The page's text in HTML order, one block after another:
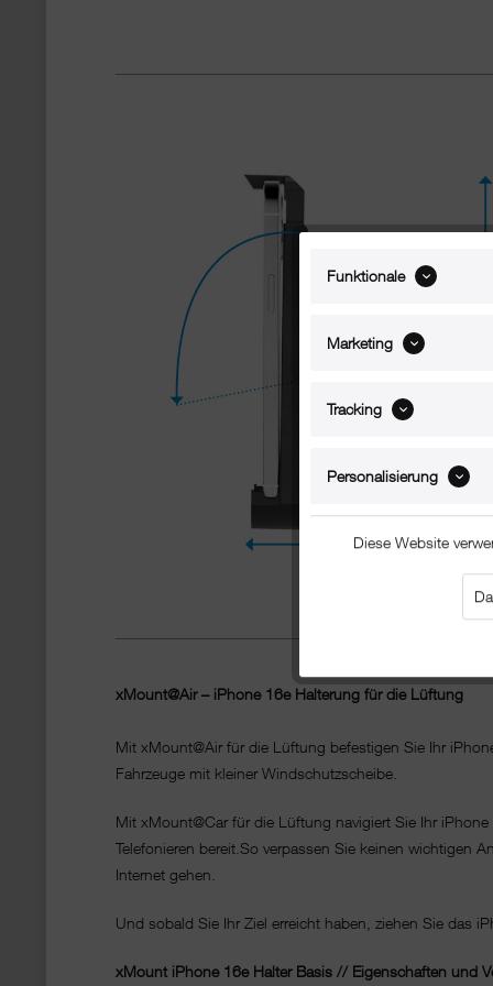
xMount@Air – iPhone 16e Halterung für die Lüftung
Mit xMount@Air für die Lüftung befestigen Sie Ihr
Fahrzeuge mit kleiner Windschutzscheibe.
Mit xMount@Car für die Lüftung navigiert Sie Ihr
Telefonieren bereit.So verpassen Sie keinen wichtigen
Internet gehen.
Und sobald Sie Ihr Ziel erreicht haben, ziehen Sie das
xMount iPhone 16e Halter Basis // Eigenschaften und
Funktionale
Marketing
Tracking
Personalisierung
Diese Website